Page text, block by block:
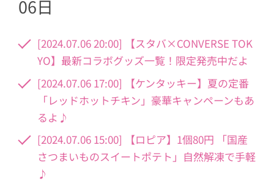
06日
[2024.07.06 20:00] 【スタバ×CONVERSE TOK
YO】最新コラボグッズ一覧！限定発売中だよ
[2024.07.06 17:00] 【ケンタッキー】夏の定番
「レッドホットチキン」豪華キャンペーンもあ
るよ♪
[2024.07.06 15:00] 【ロピア】1個80円 「国産
さつまいものスイートポテト」自然解凍で手軽
♪